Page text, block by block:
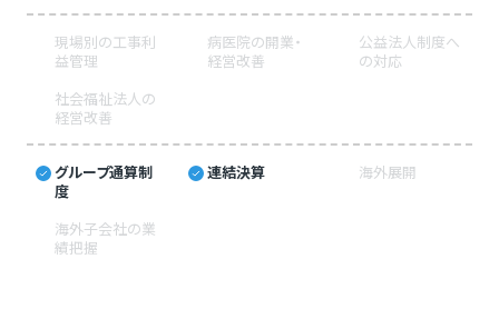
現場別の工事利
益管理
病医院の開業・
経営改善
公益法人制度へ
の対応
社会福祉法人の
経営改善
グループ通算制
度
連結決算 海外展開
海外子会社の業
績把握